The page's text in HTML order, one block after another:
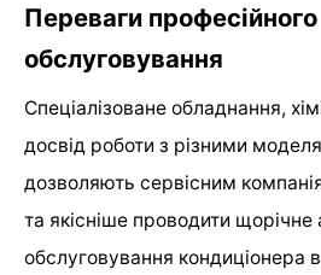
Переваги професійного
обслуговування
Спеціалізоване обладнання,
досвід роботи з різними
дозволяють сервісним
та якісніше проводити щорічне
обслуговування кондиціонера